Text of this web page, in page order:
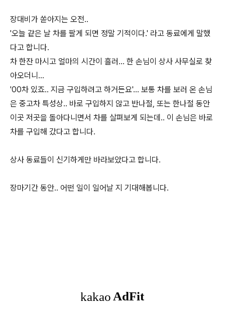
장대비가 쏟아지는 오전..
'오늘 같은 날 차를 팔게 되면 정말 기적이다.' 라고 동료에게 말했
다고 합니다.
차 한잔 마시고 얼마의 시간이 흘러... 한 손님이 상사 사무실로 찾
아오더니...
'00차 있죠.. 지금 구입하려고 하거든요'... 보통 차를 보러 온 손님
은 중고차 특성상.. 바로 구입하지 않고 반나절, 또는 한나절 동안
이곳 저곳을 돌아다니면서 차를 살펴보게 되는데.. 이 손님은 바로
차를 구입해 갔다고 합니다.
상사 동료들이 신기하게만 바라보았다고 합니다.
장마기간 동안.. 어떤 일이 일어날 지 기대해봅니다.